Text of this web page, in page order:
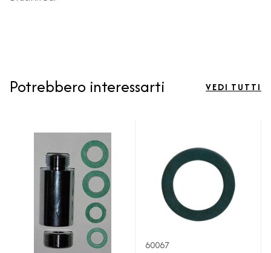
Potrebbero interessarti VEDI TUTTI
60067